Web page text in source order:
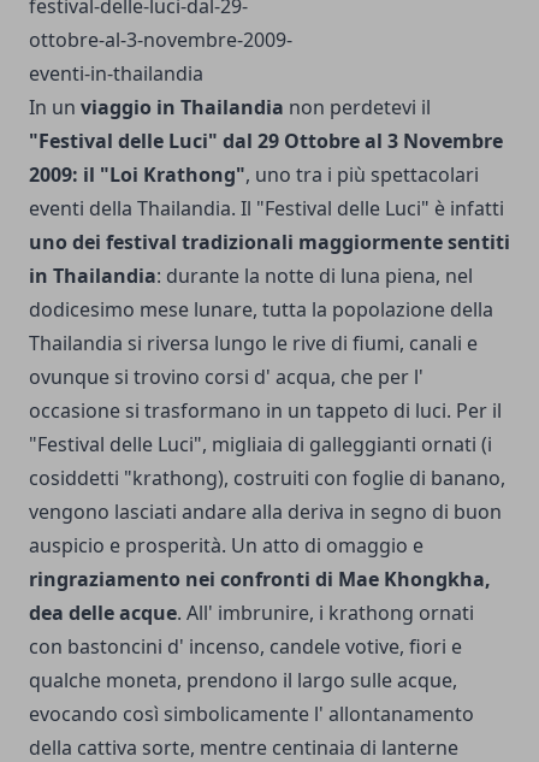
In un viaggio in Thailandia non perdetevi il
"Festival delle Luci" dal 29 Ottobre al 3 Novembre
2009: il "Loi Krathong", uno tra i più spettacolari
eventi della Thailandia. Il "Festival delle Luci" è infatti
uno dei festival tradizionali maggiormente sentiti
in Thailandia: durante la notte di luna piena, nel
dodicesimo mese lunare, tutta la popolazione della
Thailandia si riversa lungo le rive di fiumi, canali e
ovunque si trovino corsi d' acqua, che per l'
occasione si trasformano in un tappeto di luci. Per il
"Festival delle Luci", migliaia di galleggianti ornati (i
cosiddetti "krathong), costruiti con foglie di banano,
vengono lasciati andare alla deriva in segno di buon
auspicio e prosperità. Un atto di omaggio e
ringraziamento nei confronti di Mae Khongkha,
dea delle acque. All' imbrunire, i krathong ornati
con bastoncini d' incenso, candele votive, fiori e
qualche moneta, prendono il largo sulle acque,
evocando così simbolicamente l' allontanamento
della cattiva sorte, mentre centinaia di lanterne